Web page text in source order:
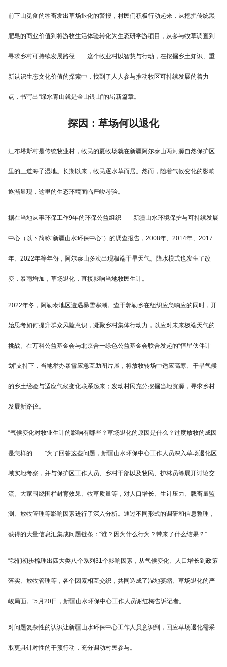
前下山觅食的牲畜发出草场退化的警报，村民们积极行动起来，从挖掘传统黑
肥皂的商业价值到将游牧生活体验转化为生态研学游项目，从参与牧草调查到
寻求乡村可持续发展路径……这个牧业村以智慧与行动，在挖掘乡土知识、重
新认识生态文化价值的探索中，找到了人人参与推动牧区可持续发展的着力
点，书写出“绿水青山就是金山银山”的崭新篇章。
探因：草场何以退化
江布塔斯村是传统牧业村，牧民的夏牧场就在新疆阿尔泰山两河源自然保护区
里的三道海子湿地。长期以来，牧民逐水草而居。然而，随着气候变化的影响
逐渐显现，这里的生态环境面临严峻考验。
据在当地从事环保工作9年的环保公益组织——新疆山水环境保护与可持续发展
中心（以下简称“新疆山水环保中心”）的调查报告，2008年、2014年、2017
年、2022年等年份，阿尔泰山多次出现极端干旱天气。降水模式也发生了改
变，暴雨增加，草场退化，直接影响当地牧民生计。
2022年冬，阿勒泰地区遭遇暴雪寒潮。查干郭勒乡在组织应急响应的同时，开
始思考如何提升群众风险意识，凝聚乡村集体行动力，以应对未来极端天气的
挑战。在万科公益基金会与北京合一绿色公益基金会联合发起的“恒星伙伴计
划”支持下，当地举办暴雪应急互助图片展，将放牧转场中适应高寒、干旱气候
的乡土经验与适应气候变化联系起来；发动村民充分挖掘当地资源，寻求乡村
发展新路径。
“气候变化对牧业生计的影响有哪些？草场退化的原因是什么？过度放牧的成因
是怎样的……”为了回答这些问题，新疆山水环保中心工作人员深入草场退化区
域实地考察，并与保护区工作人员、乡村干部以及牧民、护林员等展开讨论交
流。大家围绕围栏封育效果、牧草质量等，对人口增长、生计压力、载畜量监
测、放牧管理等影响因素进行了深入分析。通过不同形式的调研和信息整理，
获得的大量信息汇集成问题链条：“谁？因为什么行为？带来了什么结果？”
“我们初步梳理出四大类八个系列31个影响因素，从气候变化、人口增长到政策
落实、放牧管理等，各个因素相互交织，共同造成了湿地萎缩、草场退化的严
峻局面。”5月20日，新疆山水环保中心工作人员谢红梅告诉记者。
对问题复杂性的认识让新疆山水环保中心工作人员意识到，回应草场退化需采
取更具针对性的干预行动，充分调动村民参与。